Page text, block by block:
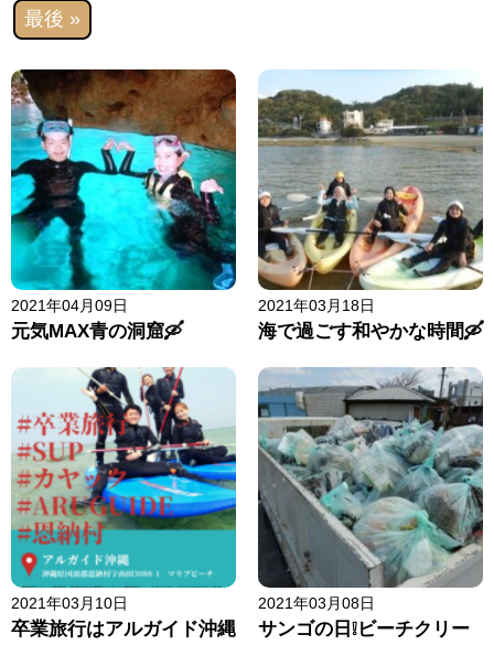
最後 »
2021年04月09日
元気MAX青の洞窟🛶
2021年03月18日
海で過ごす和やかな時間🛶
2021年03月10日
卒業旅行はアルガイド沖縄
2021年03月08日
サンゴの日❕ビーチクリー